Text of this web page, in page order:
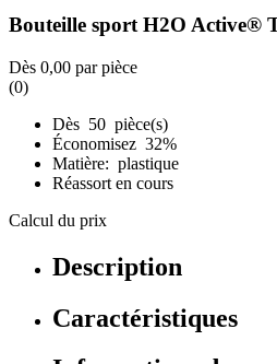
Bouteille sport H2O Active®
Dès 0,00 par pièce
(0)
Dès 50 pièce(s)
Économisez 32%
Matière: plastique
Réassort en cours
Calcul du prix
Description
Caractéristiques